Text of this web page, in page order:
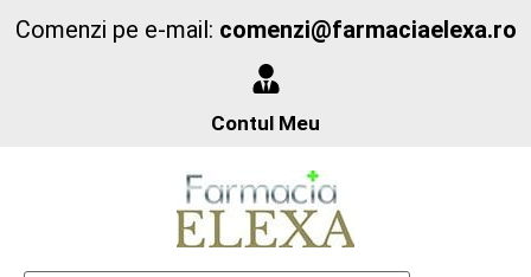
Comenzi pe e-mail: comenzi@farmaciaelexa.ro
Contul Meu